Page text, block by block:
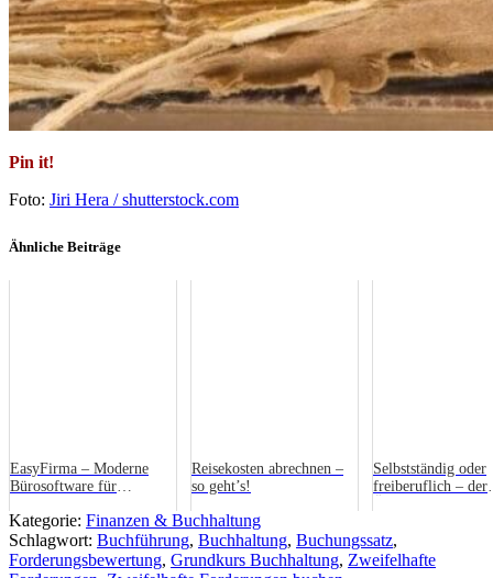
Pin it!
Foto: Jiri Hera / shutterstock.com
Ähnliche Beiträge
EasyFirma – Moderne
Bürosoftware für
Selbstständige
Reisekosten abrechnen –
so geht’s!
Selbstständig oder
freiberuflich – der
Kategorie: Finanzen & Buchhaltung
Schlagwort: Buchführung, Buchhaltung, Buchungssatz,
Forderungsbewertung, Grundkurs Buchhaltung, Zweifelhafte